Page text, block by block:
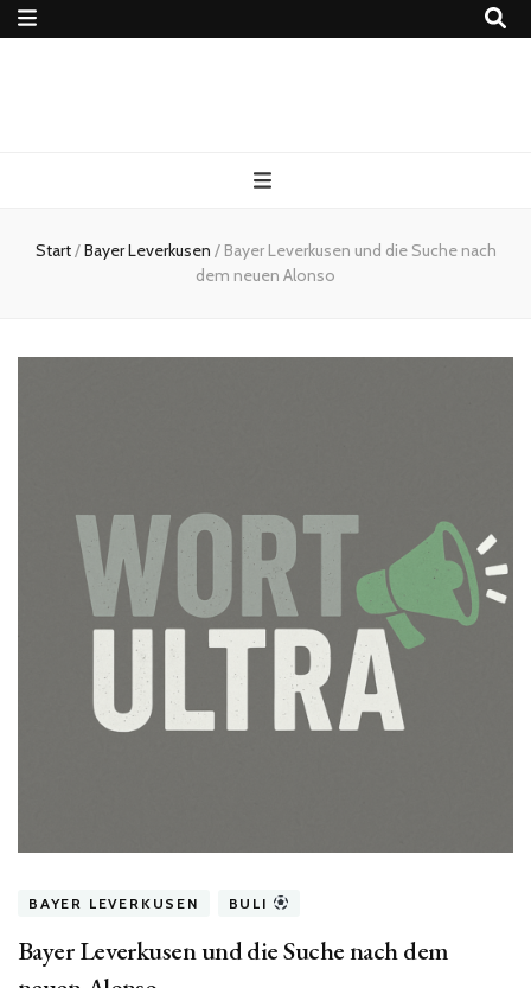
Fußballblog
Start/Bayer Leverkusen / Bayer Leverkusen und die Suche nach
dem neuen Alonso
BAYER LEVERKUSEN BULI
Bayer Leverkusen und die Suche nach dem